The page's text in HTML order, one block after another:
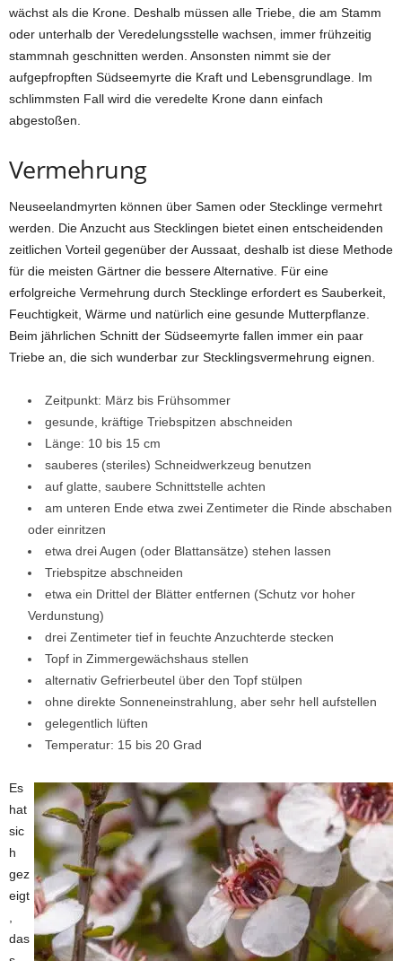
wächst als die Krone. Deshalb müssen alle Triebe, die am Stamm
oder unterhalb der Veredelungsstelle wachsen, immer frühzeitig
stammnah geschnitten werden. Ansonsten nimmt sie der
aufgepfropften Südseemyrte die Kraft und Lebensgrundlage. Im
schlimmsten Fall wird die veredelte Krone dann einfach
abgestoßen.
Vermehrung
Neuseelandmyrten können über Samen oder Stecklinge vermehrt
werden. Die Anzucht aus Stecklingen bietet einen entscheidenden
zeitlichen Vorteil gegenüber der Aussaat, deshalb ist diese Methode
für die meisten Gärtner die bessere Alternative. Für eine
erfolgreiche Vermehrung durch Stecklinge erfordert es Sauberkeit,
Feuchtigkeit, Wärme und natürlich eine gesunde Mutterpflanze.
Beim jährlichen Schnitt der Südseemyrte fallen immer ein paar
Triebe an, die sich wunderbar zur Stecklingsvermehrung eignen.
Zeitpunkt: März bis Frühsommer
gesunde, kräftige Triebspitzen abschneiden
Länge: 10 bis 15 cm
sauberes (steriles) Schneidwerkzeug benutzen
auf glatte, saubere Schnittstelle achten
am unteren Ende etwa zwei Zentimeter die Rinde abschaben
oder einritzen
etwa drei Augen (oder Blattansätze) stehen lassen
Triebspitze abschneiden
etwa ein Drittel der Blätter entfernen (Schutz vor hoher
Verdunstung)
drei Zentimeter tief in feuchte Anzuchterde stecken
Topf in Zimmergewächshaus stellen
alternativ Gefrierbeutel über den Topf stülpen
ohne direkte Sonneneinstrahlung, aber sehr hell aufstellen
gelegentlich lüften
Temperatur: 15 bis 20 Grad
Es
hat
sic
h
gez
eigt
,
das